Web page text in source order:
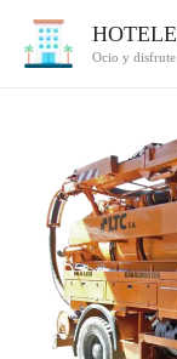
Ocio y disfrute